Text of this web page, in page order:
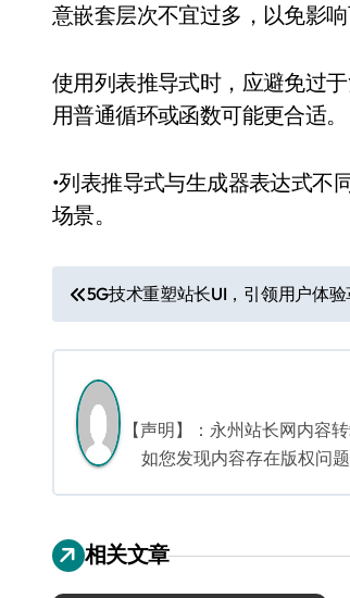
意嵌套层次不宜过多，以免影响
使用列表推导式时，应避免过
用普通循环或函数可能更合适。
•列表推导式与生成器表达式不
场景。
文
章
导
航
5G技术重塑站长UI，引领用户体
【声明】：永州站长网内容
如您发现内容存在版权问
相关文章